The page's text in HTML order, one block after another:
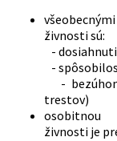
živnosti sú:
-
-
-
trestov)
osobitnou
živnosti je